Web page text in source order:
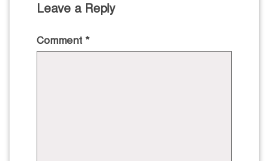
Leave a Reply
Comment *